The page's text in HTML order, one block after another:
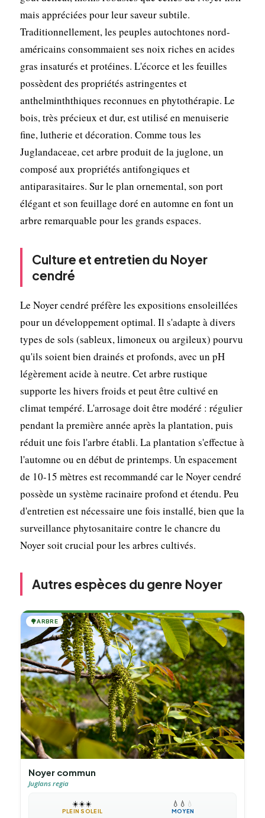
mais appréciées pour leur saveur subtile.
Traditionnellement, les peuples autochtones nord-
américains consommaient ses noix riches en acides
gras insaturés et protéines. L'écorce et les feuilles
possèdent des propriétés astringentes et
anthelminththiques reconnues en phytothérapie. Le
bois, très précieux et dur, est utilisé en menuiserie
fine, lutherie et décoration. Comme tous les
Juglandaceae, cet arbre produit de la juglone, un
composé aux propriétés antifongiques et
antiparasitaires. Sur le plan ornemental, son port
élégant et son feuillage doré en automne en font un
arbre remarquable pour les grands espaces.
Culture et entretien du Noyer
cendré
Le Noyer cendré préfère les expositions ensoleillées
pour un développement optimal. Il s'adapte à divers
types de sols (sableux, limoneux ou argileux) pourvu
qu'ils soient bien drainés et profonds, avec un pH
légèrement acide à neutre. Cet arbre rustique
supporte les hivers froids et peut être cultivé en
climat tempéré. L'arrosage doit être modéré : régulier
pendant la première année après la plantation, puis
réduit une fois l'arbre établi. La plantation s'effectue à
l'automne ou en début de printemps. Un espacement
de 10-15 mètres est recommandé car le Noyer cendré
possède un système racinaire profond et étendu. Peu
d'entretien est nécessaire une fois installé, bien que la
surveillance phytosanitaire contre le chancre du
Noyer soit crucial pour les arbres cultivés.
Autres espèces du genre Noyer
🌳ARBRE
Noyer commun
Juglans regia
☀️☀️☀️
PLEIN SOLEIL
💧 💧 💧
MOYEN